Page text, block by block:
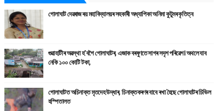
গোলাঘাট দেৱৰাজ ৰয় মহাবিদ্যালয়ৰ সহকাৰী অধ্যাপিকা অনিমা কুটুমৰ কৃতিত্ব
গুৱাহাটীৰ অৱস্থা হ'বগৈ গোলাঘাটৰ, এজাক বৰষুণতে সাগৰ সদৃশ পৰিৱেশ। অথলে যাব
নেকি ১০০ কোটি টকা,
গোলাঘাটত অচিনাক্ত মৃতদেহ উদ্ধাৰ, চিনাক্তকৰণৰ বাবে ৰখা হৈছে গোলাঘাটৰ চিভিল
হস্পিতালত